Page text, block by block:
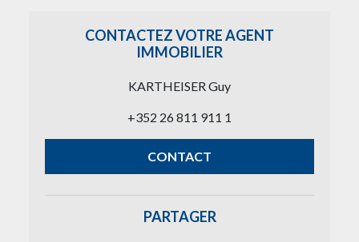
CONTACTEZ VOTRE AGENT
IMMOBILIER
KARTHEISER Guy
+352 26 811 911 1
CONTACT
PARTAGER